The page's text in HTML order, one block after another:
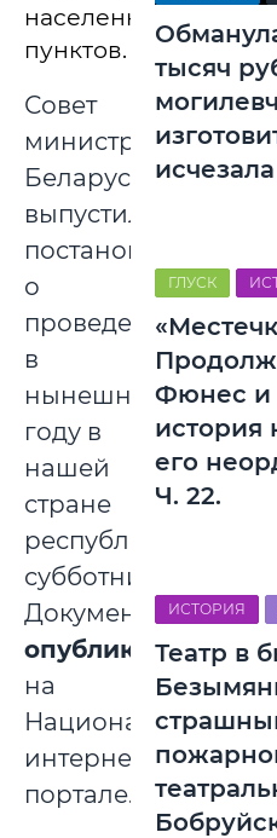
населенных
пунктов.
Совет
министров
Беларуси
выпустил
постановление
о
проведении
в
нынешнем
году в
нашей
стране
республиканского
субботника.
Документ
опубликован
на
Национальном
интернет-
портале.
тысяч
ГЛУСК
Фюнес и
история
его
Ч. 22.
ИСТОРИЯ
Театр в